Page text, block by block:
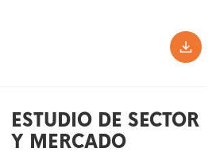
ESTUDIO DE SECTOR
Y MERCADO